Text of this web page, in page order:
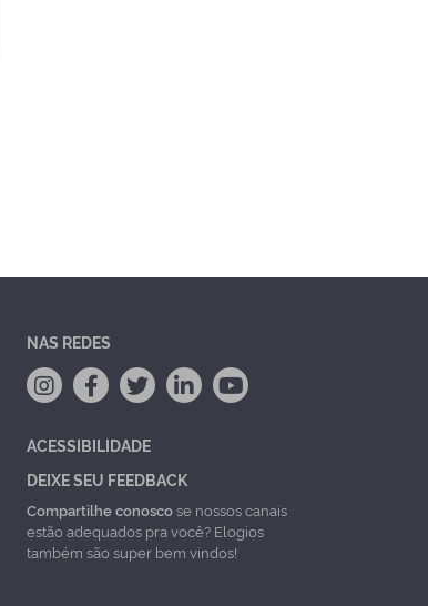
NAS REDES
ACESSIBILIDADE
DEIXE SEU FEEDBACK
Compartilhe conoscose nossos canais
estão adequados pra você? Elogios
também são super bem vindos!